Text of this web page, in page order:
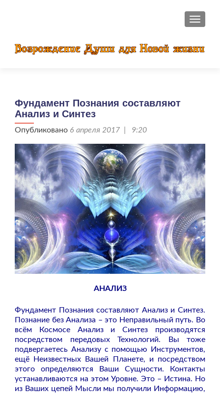
Фундамент Познания составляют
Анализ и Синтез
Опубликовано 6 апреля 2017 | 9:20
АНАЛИЗ
Фундамент Познания составляют Анализ и Синтез.
Познание без Анализа – это Неправильный путь. Во
всём Космосе Анализ и Синтез производятся
посредством передовых Технологий. Вы тоже
подвергаетесь Анализу с помощью Инструментов,
ещё Неизвестных Вашей Планете, и посредством
этого определяются Ваши Сущности. Контакты
устанавливаются на этом Уровне. Это – Истина. Но
из Ваших цепей Мысли мы получили Информацию,